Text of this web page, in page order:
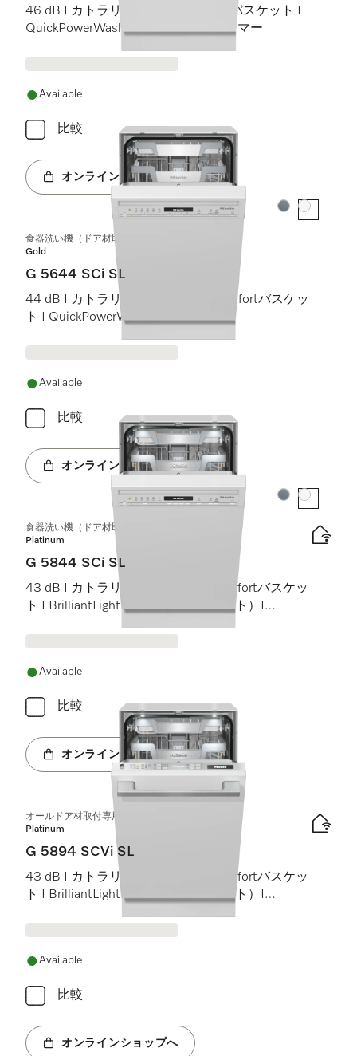
46 dB I カトラリートレイ I Comfortバスケット I
QuickPowerWash I スタート予約タイマー
Available
比較
オンラインショップへ
カラー:カラー:
食器洗い機（ドア材取付専用タイプ、45 cm）
Gold
G 5644 SCi SL
44 dB I カトラリートレイ I ExtraComfortバスケッ
ト I QuickPowerWash I AutoOpen
Available
比較
オンラインショップへ
カラー:カラー:
食器洗い機（ドア材取付専用タイプ、45 cm）
Platinum
G 5844 SCi SL
43 dB I カトラリートレイ I MaxiComfortバスケッ
ト I BrilliantLight（ブリリアントライト）I
Available
比較
オンラインショップへ
オールドア材取付専用食器洗い機（45 cm）
Platinum
G 5894 SCVi SL
43 dB I カトラリートレイ I MaxiComfortバスケッ
ト I BrilliantLight（ブリリアントライト）I
Available
比較
オンラインショップへ